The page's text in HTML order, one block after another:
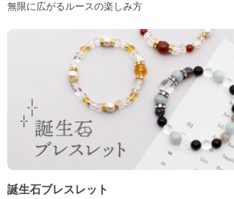
無限に広がるルースの楽しみ方
誕生石ブレスレット